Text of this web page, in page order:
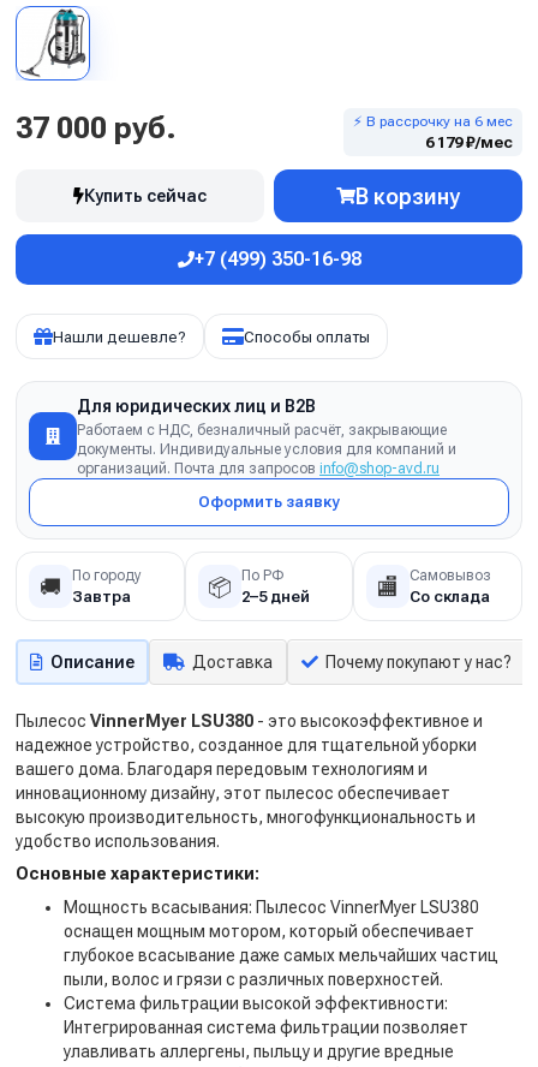
37 000 руб. ⚡ В рассрочку на 6 мес
6 179 ₽/мес
Купить сейчас В корзину
+7 (499) 350-16-98
Нашли дешевле? Способы оплаты
Для юридических лиц и B2B
Работаем с НДС, безналичный расчёт, закрывающие
документы. Индивидуальные условия для компаний и
организаций. Почта для запросов info@shop-avd.ru
Оформить заявку
🚚 По городу
Завтра 📦 По РФ
2–5 дней 🏬 Самовывоз
Со склада
Описание Доставка Почему покупают у нас?
Пылесос VinnerMyer LSU380 - это высокоэффективное и
надежное устройство, созданное для тщательной уборки
вашего дома. Благодаря передовым технологиям и
инновационному дизайну, этот пылесос обеспечивает
высокую производительность, многофункциональность и
удобство использования.
Основные характеристики:
Мощность всасывания: Пылесос VinnerMyer LSU380
оснащен мощным мотором, который обеспечивает
глубокое всасывание даже самых мельчайших частиц
пыли, волос и грязи с различных поверхностей.
Система фильтрации высокой эффективности:
Интегрированная система фильтрации позволяет
улавливать аллергены, пыльцу и другие вредные